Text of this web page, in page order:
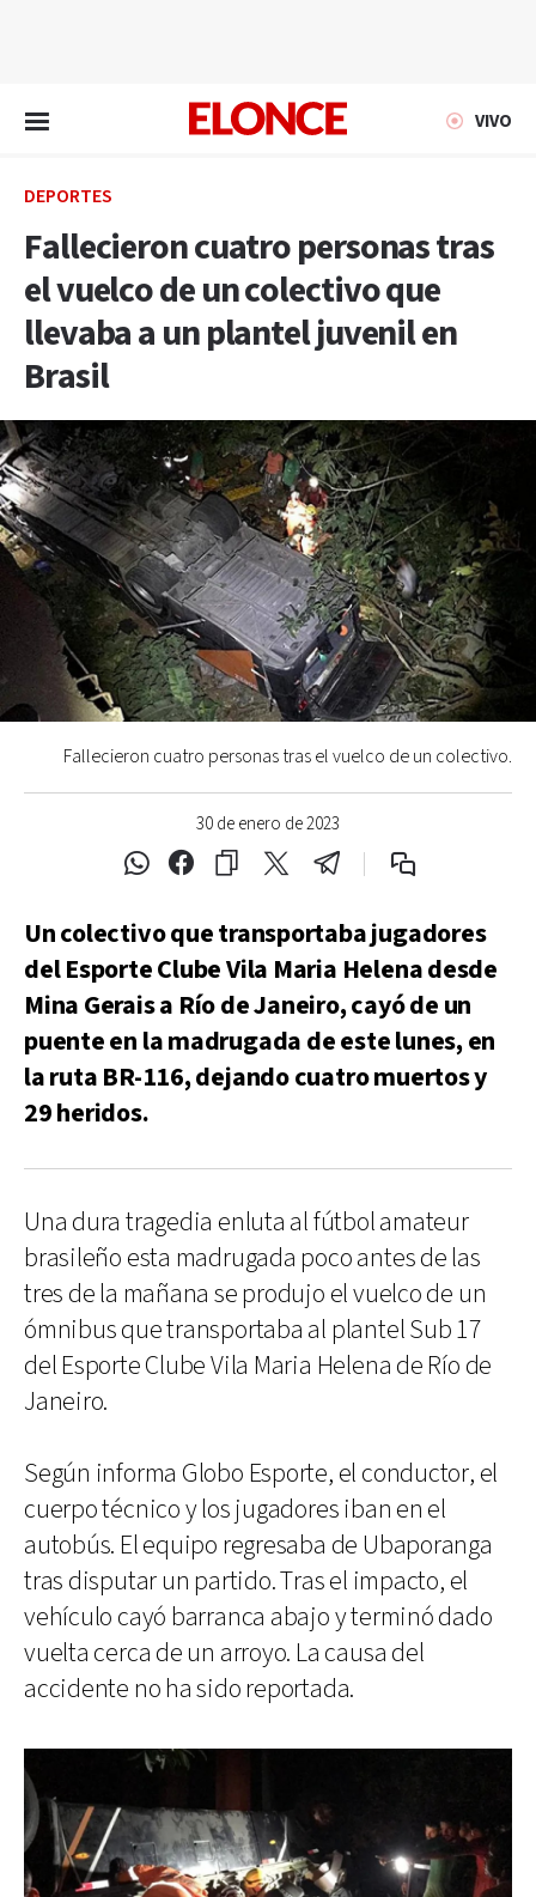
VIVO
DEPORTES
Fallecieron cuatro personas tras
el vuelco de un colectivo que
llevaba a un plantel juvenil en
Brasil
30 de enero de 2023
Fallecieron cuatro personas tras el vuelco de un colectivo.
Un colectivo que transportaba jugadores
del Esporte Clube Vila Maria Helena desde
Mina Gerais a Río de Janeiro, cayó de un
puente en la madrugada de este lunes, en
la ruta BR-116, dejando cuatro muertos y
29 heridos.
Una dura tragedia enluta al fútbol amateur
brasileño esta madrugada poco antes de las
tres de la mañana se produjo el vuelco de un
ómnibus que transportaba al plantel Sub 17
del Esporte Clube Vila Maria Helena de Río de
Janeiro.
Según informa Globo Esporte, el conductor, el
cuerpo técnico y los jugadores iban en el
autobús. El equipo regresaba de Ubaporanga
tras disputar un partido. Tras el impacto, el
vehículo cayó barranca abajo y terminó dado
vuelta cerca de un arroyo. La causa del
accidente no ha sido reportada.